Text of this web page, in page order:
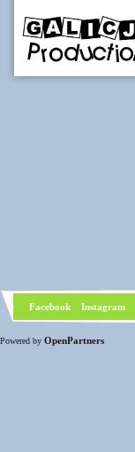
Facebook Instagram
Powered by OpenPartners